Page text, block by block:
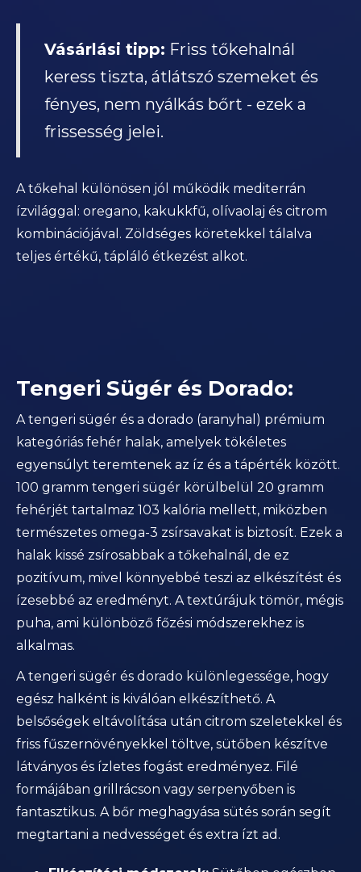
Vásárlási tipp: Friss tőkehalnál
keress tiszta, átlátszó szemeket és
fényes, nem nyálkás bőrt - ezek a
frissesség jelei.
A tőkehal különösen jól működik mediterrán
ízvilággal: oregano, kakukkfű, olívaolaj és citrom
kombinációjával. Zöldséges köretekkel tálalva
teljes értékű, tápláló étkezést alkot.
Tengeri Sügér és Dorado:
A tengeri sügér és a dorado (aranyhal) prémium
kategóriás fehér halak, amelyek tökéletes
egyensúlyt teremtenek az íz és a tápérték között.
100 gramm tengeri sügér körülbelül 20 gramm
fehérjét tartalmaz 103 kalória mellett, miközben
természetes omega-3 zsírsavakat is biztosít. Ezek a
halak kissé zsírosabbak a tőkehalnál, de ez
pozitívum, mivel könnyebbé teszi az elkészítést és
ízesebbé az eredményt. A textúrájuk tömör, mégis
puha, ami különböző főzési módszerekhez is
alkalmas.
A tengeri sügér és dorado különlegessége, hogy
egész halként is kiválóan elkészíthető. A
belsőségek eltávolítása után citrom szeletekkel és
friss fűszernövényekkel töltve, sütőben készítve
látványos és ízletes fogást eredményez. Filé
formájában grillrácson vagy serpenyőben is
fantasztikus. A bőr meghagyása sütés során segít
megtartani a nedvességet és extra ízt ad.